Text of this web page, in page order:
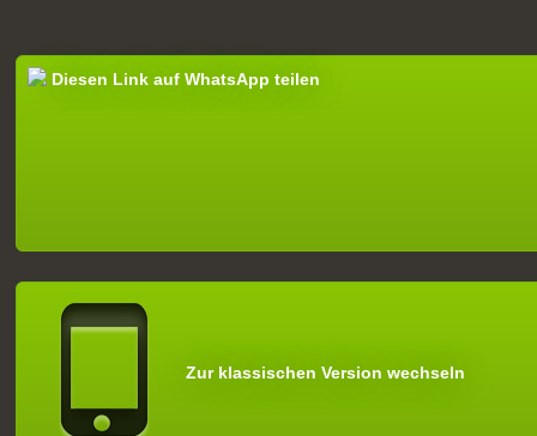
Diesen Link auf WhatsApp teilen
Zur klassischen Version wechseln